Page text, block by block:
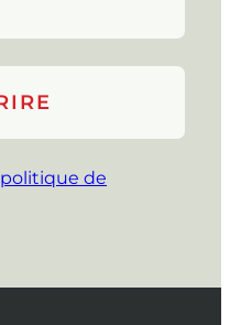
politique de